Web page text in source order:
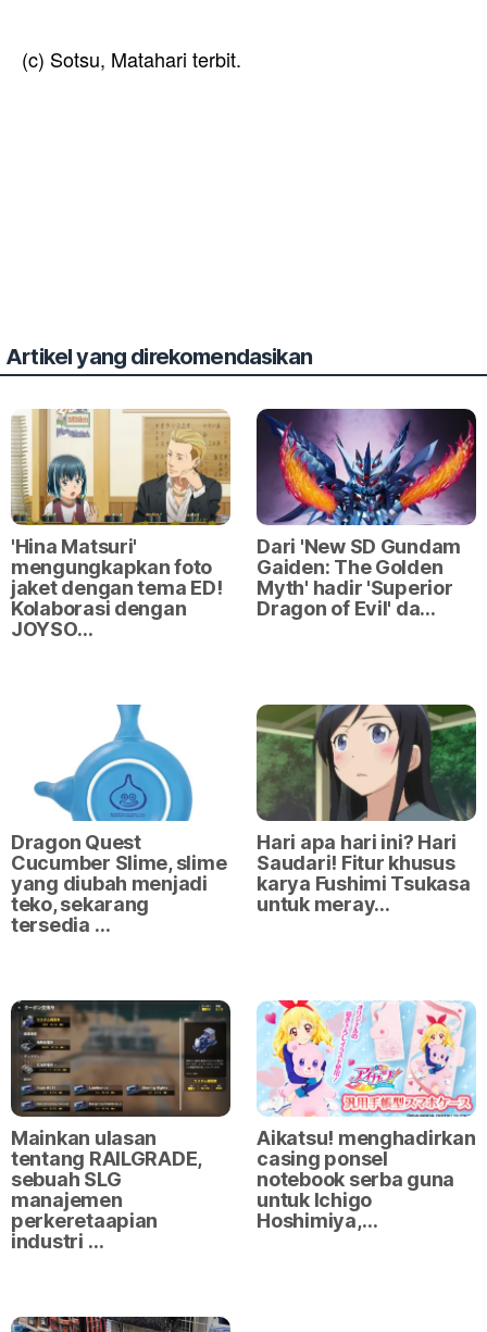
(c) Sotsu, Matahari terbit.
Artikel yang direkomendasikan
'Hina Matsuri'
mengungkapkan foto
jaket dengan tema ED!
Kolaborasi dengan
JOYSO…
Dari 'New SD Gundam
Gaiden: The Golden
Myth' hadir 'Superior
Dragon of Evil' da…
Dragon Quest
Cucumber Slime, slime
yang diubah menjadi
teko, sekarang
tersedia …
Hari apa hari ini? Hari
Saudari! Fitur khusus
karya Fushimi Tsukasa
untuk meray…
Mainkan ulasan
tentang RAILGRADE,
sebuah SLG
manajemen
perkeretaapian
industri …
Aikatsu! menghadirkan
casing ponsel
notebook serba guna
untuk Ichigo
Hoshimiya,…